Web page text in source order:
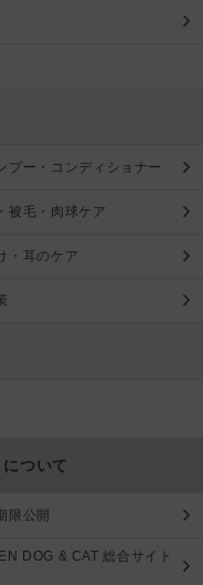
プー・コンディショナー
被毛・肉球ケア
・耳のケア
ついて
限公開
DOG & CAT 総合サイト